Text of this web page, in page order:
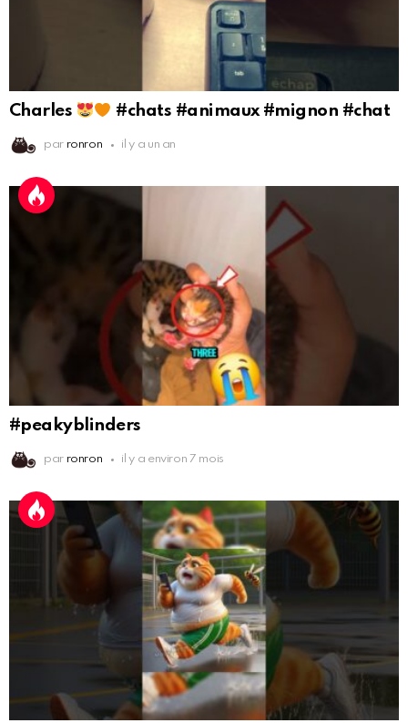
Charles #chats #animaux #mignon #chat
par ronron il y a un an
#peakyblinders
par ronron il y a environ 7 mois